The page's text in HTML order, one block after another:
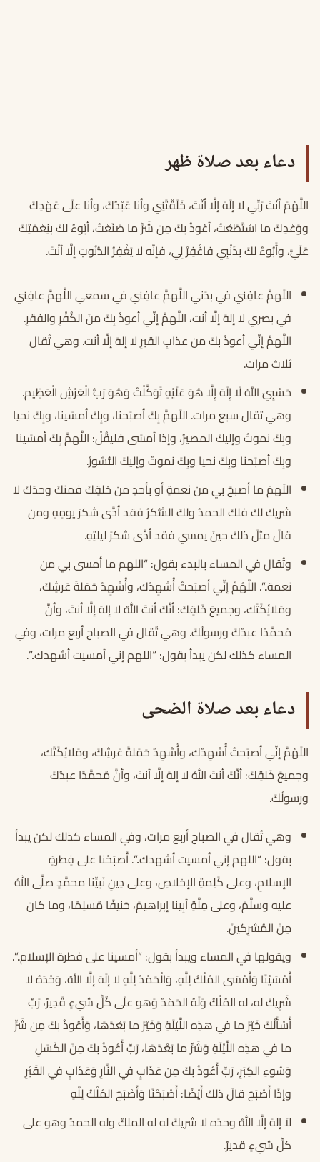
دعاء بعد صلاة ظهر
اللَّهُمَ أنْتَ رَبِّي لا إلَهَ إلَّا أنْتَ، خَلَقْتَنِي وأنا عَبْدُكَ، وأنا علَى عَهْدِكَ
ووَعْدِكَ ما اسْتَطَعْتُ، أعُوذُ بكَ مِن شَرِّ ما صَنَعْتُ، أبُوءُ لكَ بنِعْمَتِكَ
عَلَيَّ، وأَبُوءُ لكَ بذَنْبِي فاغْفِرْ لِي، فإنَّه لا يَغْفِرُ الذُّنُوبَ إلَّا أنْتَ.
اللَهمَّ عافِني في بدَني اللَّهمَّ عافِني في سمعي اللَّهمَّ عافِني
في بصري لا إلهَ إلَّا أنت، اللَّهمَّ إنِّي أعوذُ بِكَ منَ الكُفْرِ والفقرِ.
اللَّهمَّ إنِّي أعوذُ بكَ من عذابِ القبرِ لا إلهَ إلَّا أنت. وهي تُقال
ثلاث مرات.
حَسْبِيَ اللَّهُ لَا إِلَهَ إِلَّا هُوَ عَلَيْهِ تَوَكَّلْتُ وَهُوَ رَبُّ الْعَرْشِ الْعَظِيم.
وهي تقال سبع مرات. اللَهمَّ بِكَ أصبَحنا، وبِكَ أمسَينا، وبِكَ نحيا
وبِكَ نموتُ وإليكَ المصيرُ، وإذا أمسَى فليقُلْ: اللَّهمَّ بِكَ أمسَينا
وبِكَ أصبَحنا وبِكَ نحيا وبِكَ نموتُ وإليكَ النُّشورُ.
اللَهمَ ما أصبحَ بي من نعمةٍ أو بأحدٍ من خلقِكَ فمنكَ وحدَكَ لا
شريكَ لكَ فلكَ الحمدُ ولكَ الشُّكرُ فقد أدَّى شكرَ يومِهِ ومن
قالَ مثلَ ذلكَ حينَ يمسي فقد أدَّى شكرَ ليلتِهِ.
وتُقال في المساء بالبدء بقول: “اللهم ما أمسى بي من
نعمة..”. اللَّهُمَّ إنِّي أصبَحتُ أُشهِدُك، وأُشهِدُ حَمَلةَ عَرشِكَ،
ومَلائِكَتَك، وجميعَ خَلقِكَ: أنَّكَ أنتَ اللهُ لا إلهَ إلَّا أنتَ، وأنَّ
مُحمَّدًا عبدُكَ ورسولُكَ. وهي تُقال في الصباح أربع مرات، وفي
المساء كذلك لكن يبدأ بقول: “اللهم إني أمسيت أشهدك..”.
دعاء بعد صلاة الضحى
اللَهُمَّ إنِّي أصبَحتُ أُشهِدُك، وأُشهِدُ حَمَلةَ عَرشِكَ، ومَلائِكَتَك،
وجميعَ خَلقِكَ: أنَّكَ أنتَ اللهُ لا إلهَ إلَّا أنتَ، وأنَّ مُحمَّدًا عبدُكَ
ورسولُكَ.
وهي تُقال في الصباح أربع مرات، وفي المساء كذلك لكن يبدأ
بقول: “اللهم إني أمسيت أشهدك..”. أَصبَحْنا على فِطرةِ
الإسلامِ، وعلى كَلِمةِ الإخلاصِ، وعلى دِينِ نَبيِّنا محمَّدٍ صلَّى اللهُ
عليه وسلَّمَ، وعلى مِلَّةِ أبِينا إبراهيمَ، حَنيفًا مُسلِمًا، وما كان
مِنَ المُشرِكينَ.
ويقولها في المساء ويبدأ بقول: “أمسينا على فطرة الإسلام..”.
أَمْسَيْنَا وَأَمْسَى المُلْكُ لِلَّهِ، وَالْحَمْدُ لِلَّهِ لا إلَهَ إلَّا اللَّهُ، وَحْدَهُ لا
شَرِيكَ له، له المُلْكُ وَلَهُ الحَمْدُ وَهو علَى كُلِّ شيءٍ قَدِيرٌ، رَبِّ
أَسْأَلُكَ خَيْرَ ما في هذِه اللَّيْلَةِ وَخَيْرَ ما بَعْدَهَا، وَأَعُوذُ بكَ مِن شَرِّ
ما في هذِه اللَّيْلَةِ وَشَرِّ ما بَعْدَهَا، رَبِّ أَعُوذُ بكَ مِنَ الكَسَلِ
وَسُوءِ الكِبَرِ، رَبِّ أَعُوذُ بكَ مِن عَذَابٍ في النَّارِ وَعَذَابٍ في القَبْرِ
وإذَا أَصْبَحَ قالَ ذلكَ أَيْضًا: أَصْبَحْنَا وَأَصْبَحَ المُلْكُ لِلَّهِ
لاَ إلهَ إلَّا اللهُ وحدَه لا شريكَ له له الملكُ وله الحمدُ وهو على
كلِّ شيءٍ قديرٌ.